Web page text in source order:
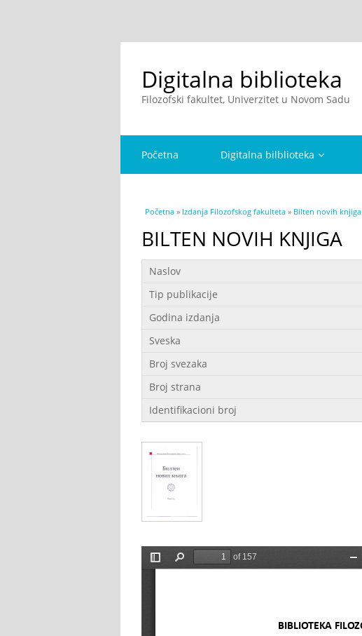
Digitalna biblioteka
Filozofski fakultet, Univerzitet u Novom Sadu
Početna Digitalna bilblioteka
You are here
Početna » Izdanja Filozofskog fakulteta » Bilten novih knjiga
BILTEN NOVIH KNJIGA
Podaci
Naslov
Tip publikacije
Godina izdanja
Sveska
Broj svezaka
Broj strana
Identifikacioni broj